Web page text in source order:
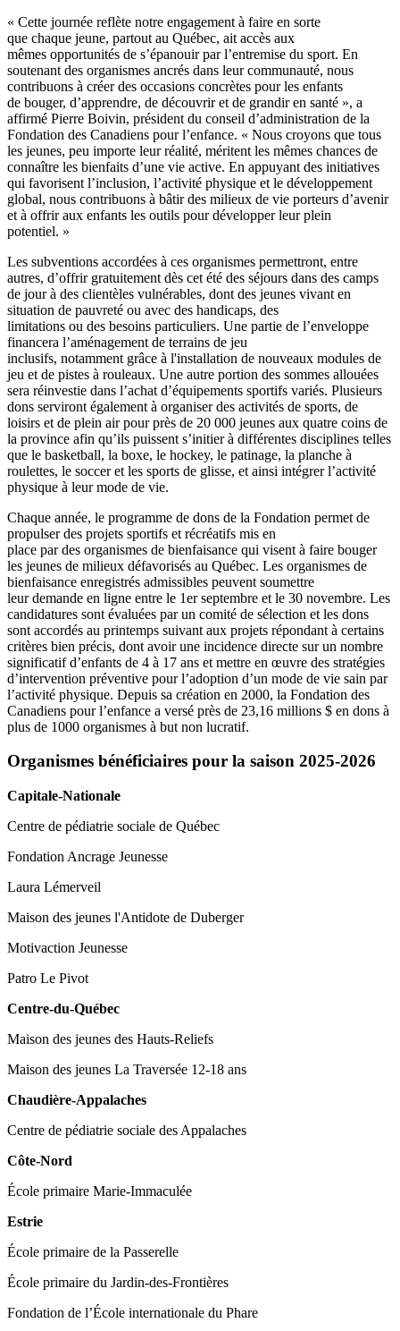
« Cette journée reflète notre engagement à faire en sorte
que chaque jeune, partout au Québec, ait accès aux
mêmes opportunités de s’épanouir par l’entremise du sport. En
soutenant des organismes ancrés dans leur communauté, nous
contribuons à créer des occasions concrètes pour les enfants
de bouger, d’apprendre, de découvrir et de grandir en santé », a
affirmé Pierre Boivin, président du conseil d’administration de la
Fondation des Canadiens pour l’enfance. « Nous croyons que tous
les jeunes, peu importe leur réalité, méritent les mêmes chances de
connaître les bienfaits d’une vie active. En appuyant des initiatives
qui favorisent l’inclusion, l’activité physique et le développement
global, nous contribuons à bâtir des milieux de vie porteurs d’avenir
et à offrir aux enfants les outils pour développer leur plein
potentiel. »
Les subventions accordées à ces organismes permettront, entre
autres, d’offrir gratuitement dès cet été des séjours dans des camps
de jour à des clientèles vulnérables, dont des jeunes vivant en
situation de pauvreté ou avec des handicaps, des
limitations ou des besoins particuliers. Une partie de l’enveloppe
financera l’aménagement de terrains de jeu
inclusifs, notamment grâce à l'installation de nouveaux modules de
jeu et de pistes à rouleaux. Une autre portion des sommes allouées
sera réinvestie dans l’achat d’équipements sportifs variés. Plusieurs
dons serviront également à organiser des activités de sports, de
loisirs et de plein air pour près de 20 000 jeunes aux quatre coins de
la province afin qu’ils puissent s’initier à différentes disciplines telles
que le basketball, la boxe, le hockey, le patinage, la planche à
roulettes, le soccer et les sports de glisse, et ainsi intégrer l’activité
physique à leur mode de vie.
Chaque année, le programme de dons de la Fondation permet de
propulser des projets sportifs et récréatifs mis en
place par des organismes de bienfaisance qui visent à faire bouger
les jeunes de milieux défavorisés au Québec. Les organismes de
bienfaisance enregistrés admissibles peuvent soumettre
leur demande en ligne entre le 1er septembre et le 30 novembre. Les
candidatures sont évaluées par un comité de sélection et les dons
sont accordés au printemps suivant aux projets répondant à certains
critères bien précis, dont avoir une incidence directe sur un nombre
significatif d’enfants de 4 à 17 ans et mettre en œuvre des stratégies
d’intervention préventive pour l’adoption d’un mode de vie sain par
l’activité physique. Depuis sa création en 2000, la Fondation des
Canadiens pour l’enfance a versé près de 23,16 millions $ en dons à
plus de 1000 organismes à but non lucratif.
Organismes bénéficiaires pour la saison 2025-2026
Capitale-Nationale
Centre de pédiatrie sociale de Québec
Fondation Ancrage Jeunesse
Laura Lémerveil
Maison des jeunes l'Antidote de Duberger
Motivaction Jeunesse
Patro Le Pivot
Centre-du-Québec
Maison des jeunes des Hauts-Reliefs
Maison des jeunes La Traversée 12-18 ans
Chaudière-Appalaches
Centre de pédiatrie sociale des Appalaches
Côte-Nord
École primaire Marie-Immaculée
Estrie
École primaire de la Passerelle
École primaire du Jardin-des-Frontières
Fondation de l’École internationale du Phare